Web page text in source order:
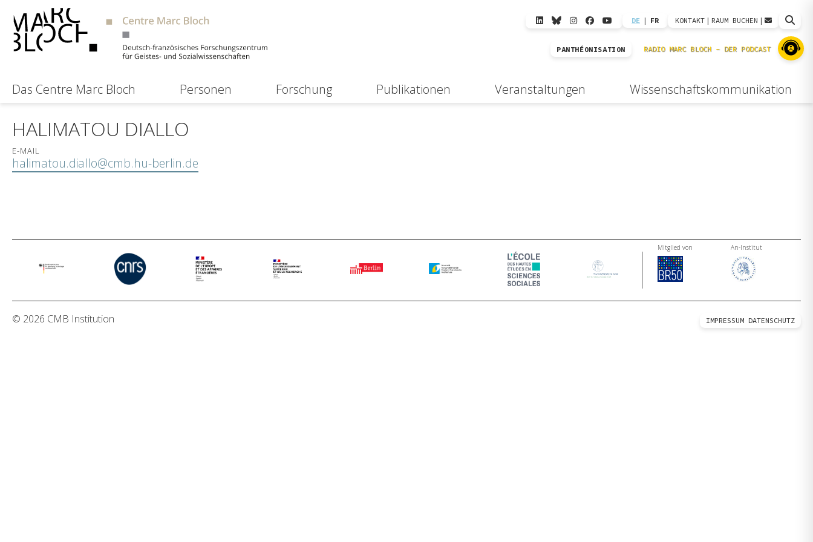
DE | FR KONTAKT | RAUM BUCHEN |
PANTHÉONISATION
Das Centre Marc Bloch Personen Forschung Publikationen Veranstaltungen Wissenschaftskommunikation
HALIMATOU DIALLO
E-MAIL
halimatou.diallo@cmb.hu-berlin.de
Mitglied von An-Institut
© 2026 CMB Institution IMPRESSUM DATENSCHUTZ